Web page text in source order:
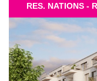
RES. NATIONS -